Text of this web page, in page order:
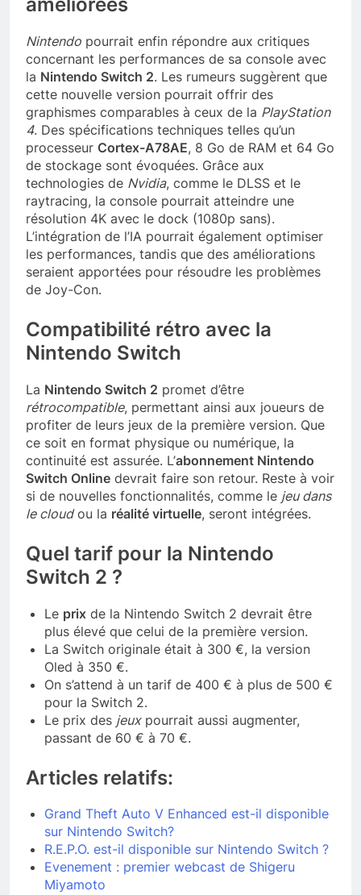
Nintendo pourrait enfin répondre aux critiques
concernant les performances de sa console avec
la Nintendo Switch 2. Les rumeurs suggèrent que
cette nouvelle version pourrait offrir des
graphismes comparables à ceux de la PlayStation
4. Des spécifications techniques telles qu’un
processeur Cortex-A78AE, 8 Go de RAM et 64 Go
de stockage sont évoquées. Grâce aux
technologies de Nvidia, comme le DLSS et le
raytracing, la console pourrait atteindre une
résolution 4K avec le dock (1080p sans).
L’intégration de l’IA pourrait également optimiser
les performances, tandis que des améliorations
seraient apportées pour résoudre les problèmes
de Joy-Con.
Compatibilité rétro avec la
Nintendo Switch
La Nintendo Switch 2 promet d’être
rétrocompatible, permettant ainsi aux joueurs de
profiter de leurs jeux de la première version. Que
ce soit en format physique ou numérique, la
continuité est assurée. L’abonnement Nintendo
Switch Online devrait faire son retour. Reste à voir
si de nouvelles fonctionnalités, comme le jeu dans
le cloudou la réalité virtuelle, seront intégrées.
Quel tarif pour la Nintendo
Switch 2 ?
Le prix de la Nintendo Switch 2 devrait être
plus élevé que celui de la première version.
La Switch originale était à 300 €, la version
Oled à 350 €.
On s’attend à un tarif de 400 € à plus de 500 €
pour la Switch 2.
Le prix des jeuxpourrait aussi augmenter,
passant de 60 € à 70 €.
Articles relatifs:
Grand Theft Auto V Enhanced est-il disponible
sur Nintendo Switch?
R.E.P.O. est-il disponible sur Nintendo Switch ?
Evenement : premier webcast de Shigeru
Miyamoto